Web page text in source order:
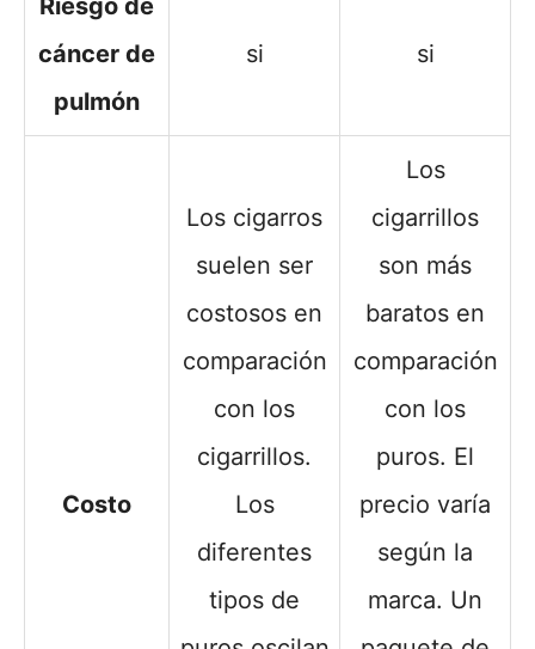
Riesgo de
cáncer de
pulmón
si si
Costo
Los cigarros
suelen ser
costosos en
comparación
con los
cigarrillos.
Los
diferentes
tipos de
Los
cigarrillos
son más
baratos en
comparación
con los
puros. El
precio varía
según la
marca. Un